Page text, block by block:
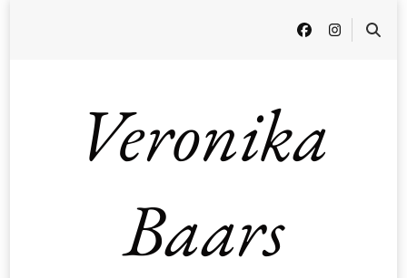
Veronika
Baars